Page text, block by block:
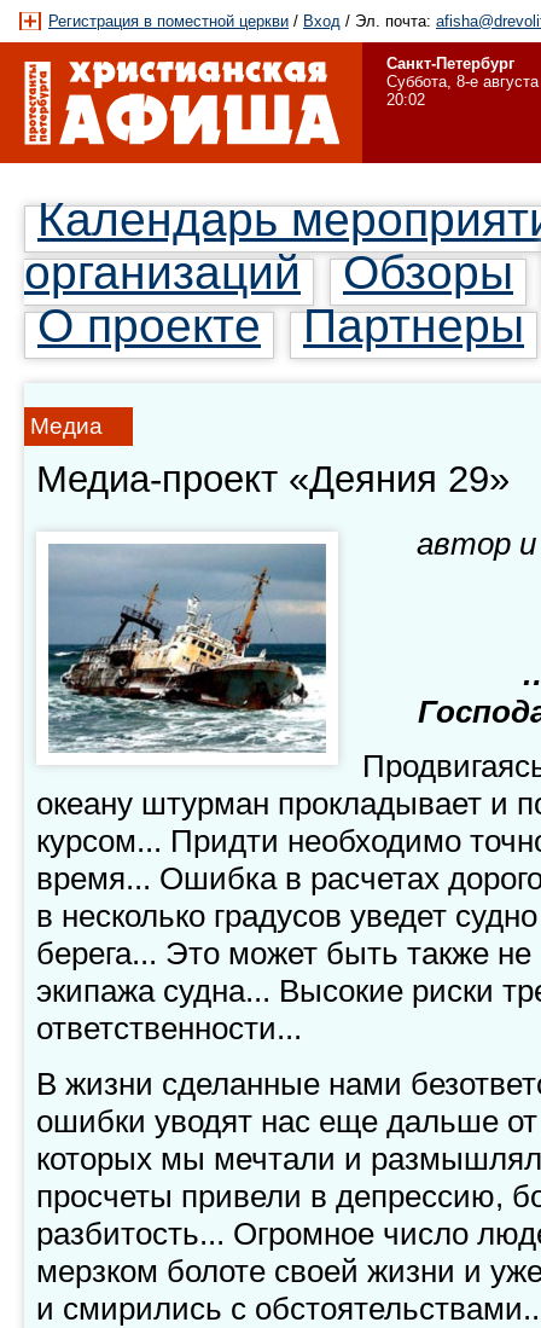
Регистрация в поместной церкви / Вход / Эл. почта:
Санкт-Петербург
Суббота, 8-е августа
20:02
Календарь
организаций
Обзоры
О проекте
Партнеры
Медиа
Медиа-проект «Деяния 29»
автор
океану штурман прокладывает и
курсом... Придти необходимо
время... Ошибка в расчетах
в несколько градусов уведет
берега... Это может быть также не
экипажа судна... Высокие риски
ответственности...
В жизни сделанные нами
ошибки уводят нас еще дальше
которых мы мечтали и
просчеты привели в депрессию,
разбитость... Огромное число
мерзком болоте своей жизни и
и смирились с